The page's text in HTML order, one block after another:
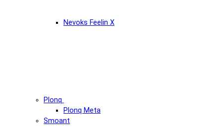
Nevoks Feelin X
Plonq
Plonq Meta
Smoant